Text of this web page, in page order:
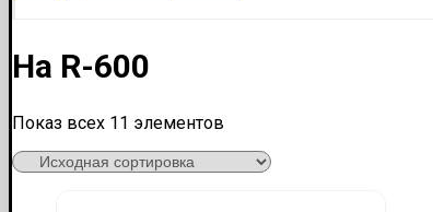
На R-600
Показ всех 11 элементов